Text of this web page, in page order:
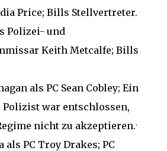
Price; Bills Stellvertreter.
Polizei- und
Keith Metcalfe; Bills
als PC Sean Cobley; Ein
Polizist war entschlossen,
nicht zu akzeptieren..
als PC Troy Drakes; PC